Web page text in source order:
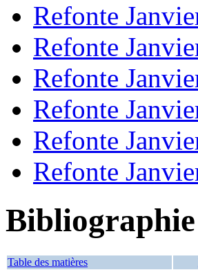
Refonte
Refonte
Refonte
Refonte
Refonte
Refonte
Table des matières